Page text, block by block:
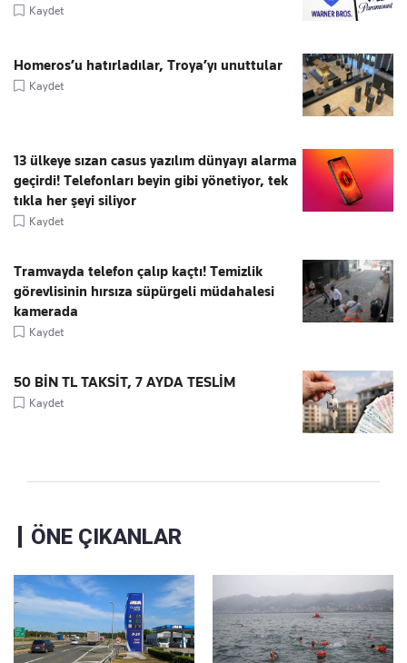
Kaydet
Homeros’u hatırladılar, Troya’yı unuttular
Kaydet
13 ülkeye sızan casus yazılım dünyayı alarma
geçirdi! Telefonları beyin gibi yönetiyor, tek
tıkla her şeyi siliyor
Kaydet
Tramvayda telefon çalıp kaçtı! Temizlik
görevlisinin hırsıza süpürgeli müdahalesi
kamerada
Kaydet
50 BİN TL TAKSİT, 7 AYDA TESLİM
Kaydet
ÖNE ÇIKANLAR